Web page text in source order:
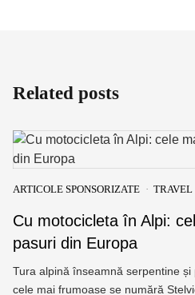
Related posts
ARTICOLE SPONSORIZATE TRAVEL
Cu motocicleta în Alpi:
pasuri din Europa
Tura alpină înseamnă serpentine
cele mai frumoase se numără